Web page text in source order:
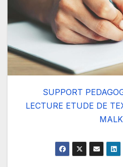
SUPPORT
LECTURE ETUDE DE